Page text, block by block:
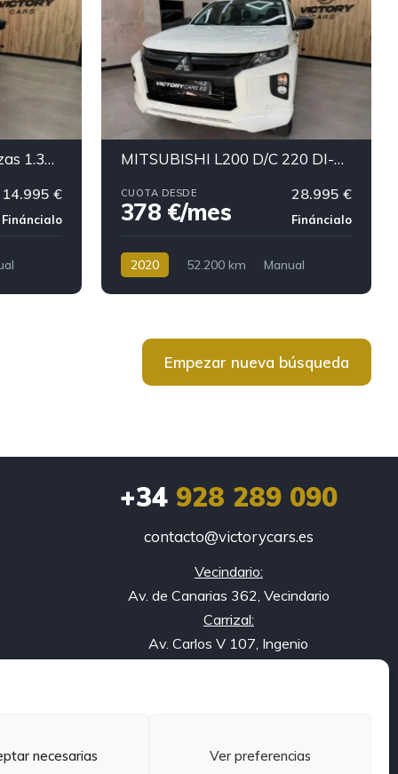
necesarias Ver preferencias
NISSAN Townstar 2 plazas 1.3G 96kW L1 Profesional
14.995 €
Fináncialo
MITSUBISHI L200 D/C 220 DI-D M-Pro
CUOTA DESDE
378 €/mes
28.995 €
Fináncialo
2020 52.200 km
Manual
Empezar nueva búsqueda
+34928 289 090
contacto@victorycars.es
Vecindario:
Av. de Canarias 362, Vecindario
Carrizal:
Av. Carlos V 107, Ingenio
Cookies Volcanica.agency